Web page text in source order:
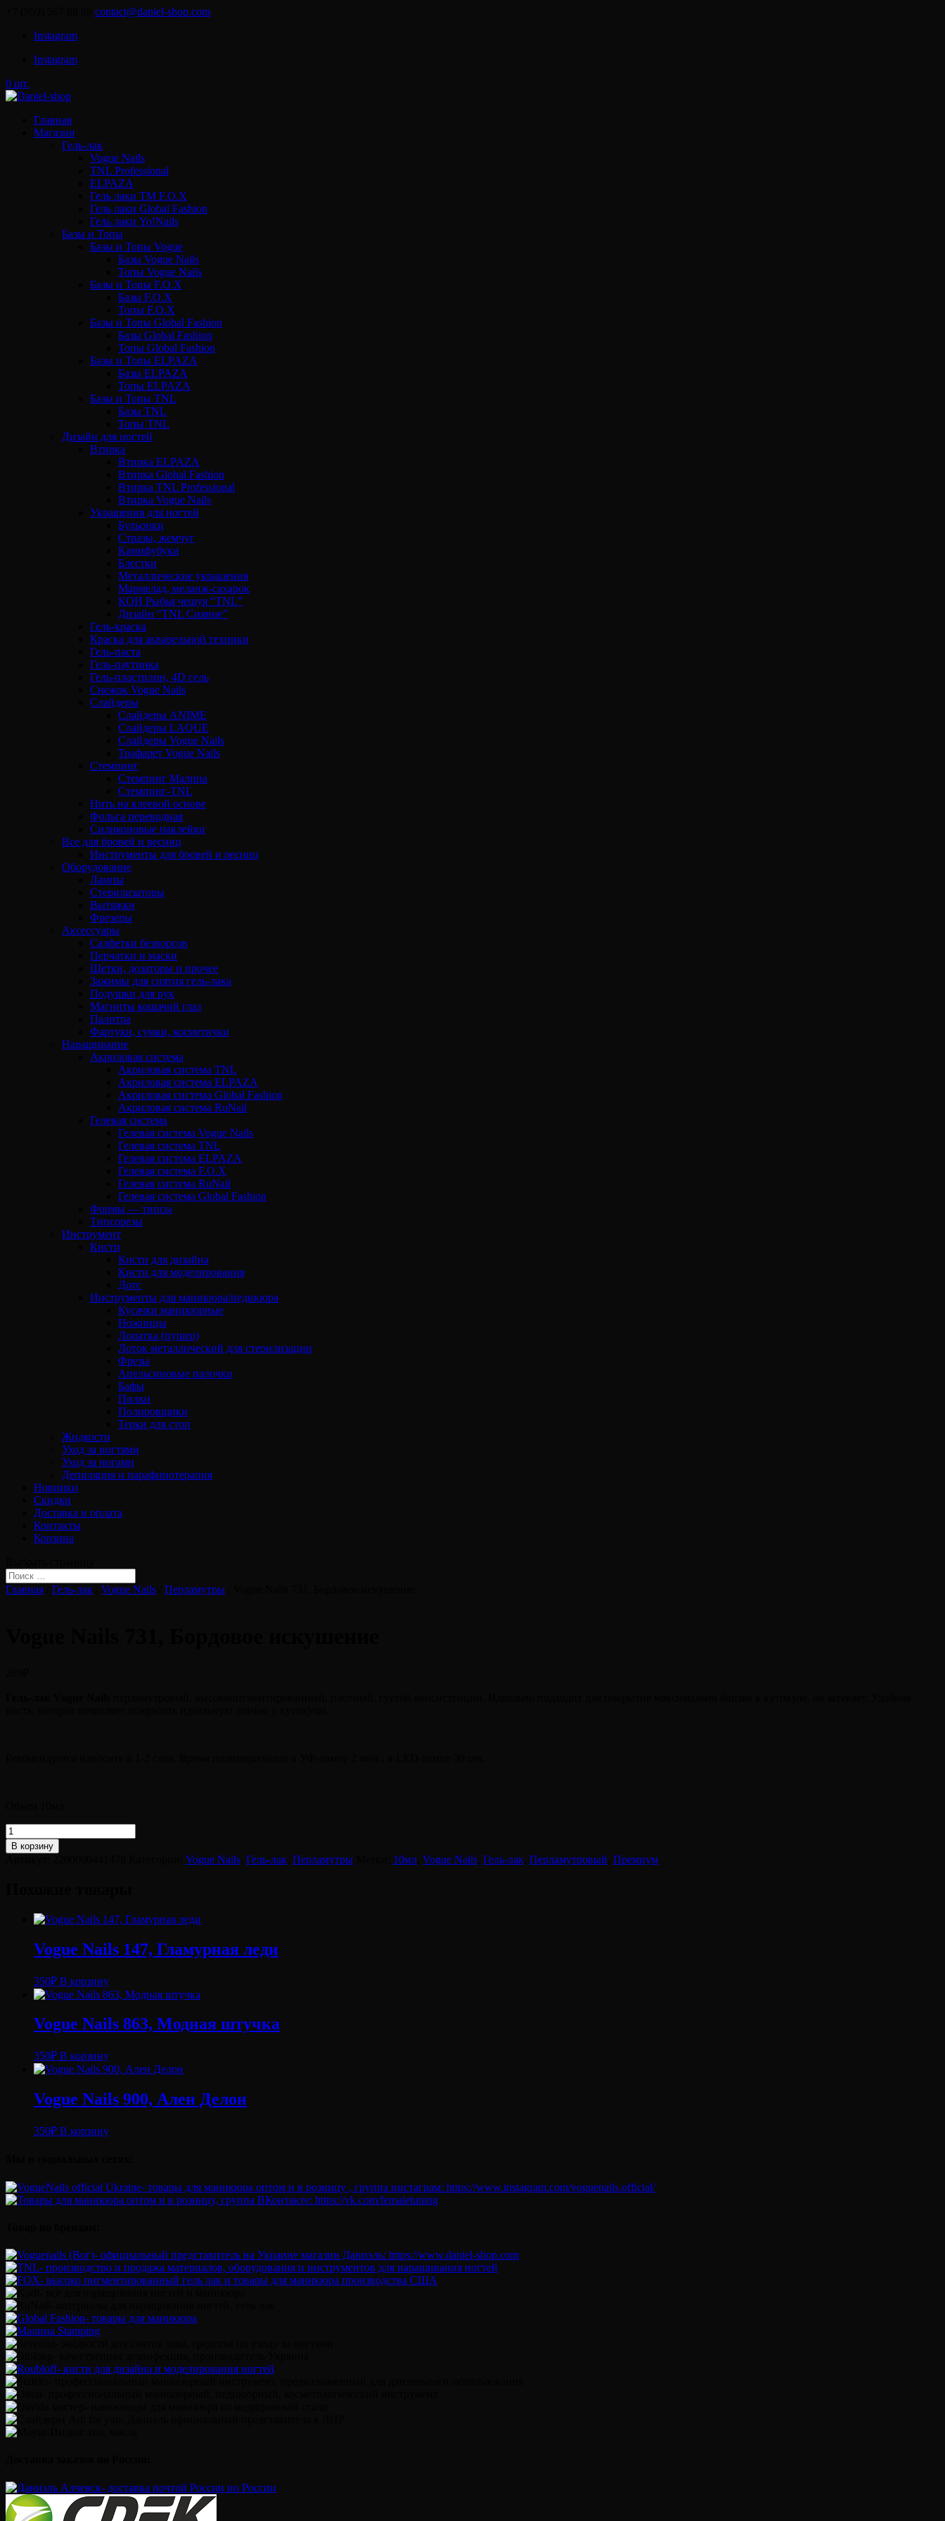
contact@daniel-shop.com
Instagram
Instagram
0 шт.
Главная
Магазин
Гель-лак
Vogue Nails
TNL Professional
ELPAZA
Гель лаки ТМ F.O.X
Гель лаки Global Fashion
Гель лаки Yo!Nails
Базы и Топы
Базы и Топы Vogue
Базы Vogue Nails
Топы Vogue Nails
Базы и Топы F.O.X
Базы F.O.X
Топы F.O.X
Базы и Топы Global Fashion
Базы Global Fashion
Топы Global Fashion
Базы и Топы ELPAZA
Базы ELPAZA
Топы ELPAZA
Базы и Топы TNL
Базы TNL
Топы TNL
Дизайн для ногтей
Втирка
Втирка ELPAZA
Втирка Global Fashion
Втирка TNL Professional
Втирка Vogue Nails
Украшения для ногтей
Бульонки
Стразы, жемчуг
Камифубуки
Блестки
Металлические украшения
Мармелад, меланж-сахарок
КОИ Рыбья чешуя “TNL”
Дизайн “TNL Сияние”
Гель-краска
Краска для акварельной техники
Гель-паста
Гель-паутинка
Гель-пластилин, 4D гель
Снежок Vogue Nails
Слайдеры
Слайдеры ANIME
Слайдеры LAQUE
Слайдеры Vogue Nails
Трафарет Vogue Nails
Стемпинг
Стемпинг Малина
Стемпинг-TNL
Нить на клеевой основе
Фольга переводная
Силиконовые наклейки
Все для бровей и ресниц
Инструменты для бровей и ресниц
Оборудование
Лампы
Стерилизаторы
Вытяжки
Фрезеры
Аксессуары
Салфетки безворсов
Перчатки и маски
Щетки, дозаторы и прочее
Зажимы для снятия гель-лака
Подушки для рук
Магниты кошачий глаз
Палитра
Фартуки, сумки, косметички
Наращивание
Акриловая система
Акриловая система TNL
Акриловая система ELPAZA
Акриловая система Global Fashion
Акриловая система RuNail
Гелевая система
Гелевая система Vogue Nails
Гелевая система TNL
Гелевая система ELPAZA
Гелевая система F.O.X
Гелевая система RuNail
Гелевая система Global Fashion
Формы — типсы
Типсорезы
Инструмент
Кисти
Кисти для дизайна
Кисти для моделирования
Дотс
Инструменты для маникюра/педикюра
Кусачки маникюрные
Ножницы
Лопатка (пушер)
Лоток металлический для стерилизации
Фрезы
Апельсиновые палочки
Бафы
Пилки
Полировщики
Терки для стоп
Жидкости
Уход за ногтями
Уход за ногами
Депиляция и парафинотерапия
Новинки
Скидки
Доставка и оплата
Контакты
Корзина
Главная Гель-лак Vogue Nails Перламутры
Количество
товара
Vogue
В корзину
Vogue Nails Гель-лак Перламутры 10мл Vogue Nails Гель-лак Перламутровый Премиум
Vogue Nails 147, Гламурная леди
350₽ В корзину
Vogue Nails 863, Модная штучка
350₽ В корзину
Vogue Nails 900, Ален Делон
350₽ В корзину